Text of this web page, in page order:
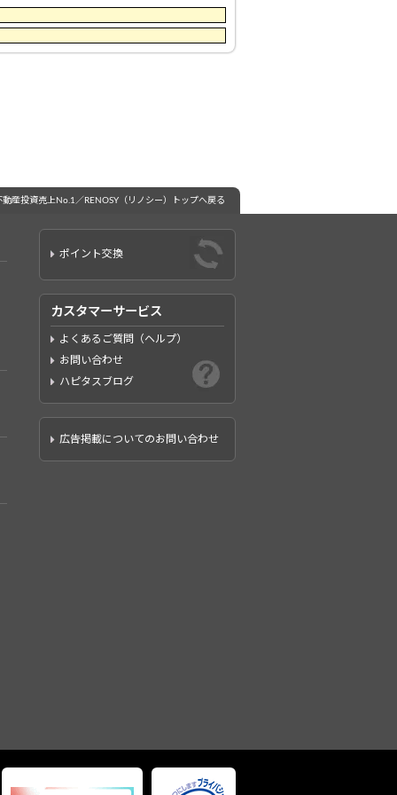
産投資売上No.1／RENOSY（リノシー）トップへ戻る
ポイント交換
カスタマーサービス
よくあるご質問（ヘルプ）
お問い合わせ
ハピタスブログ
広告掲載についてのお問い合わせ